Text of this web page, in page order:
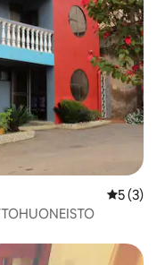
5 (3)